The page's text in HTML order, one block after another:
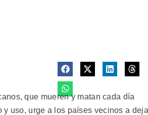
que mueren y matan cada día
y uso, urge a los países vecinos a